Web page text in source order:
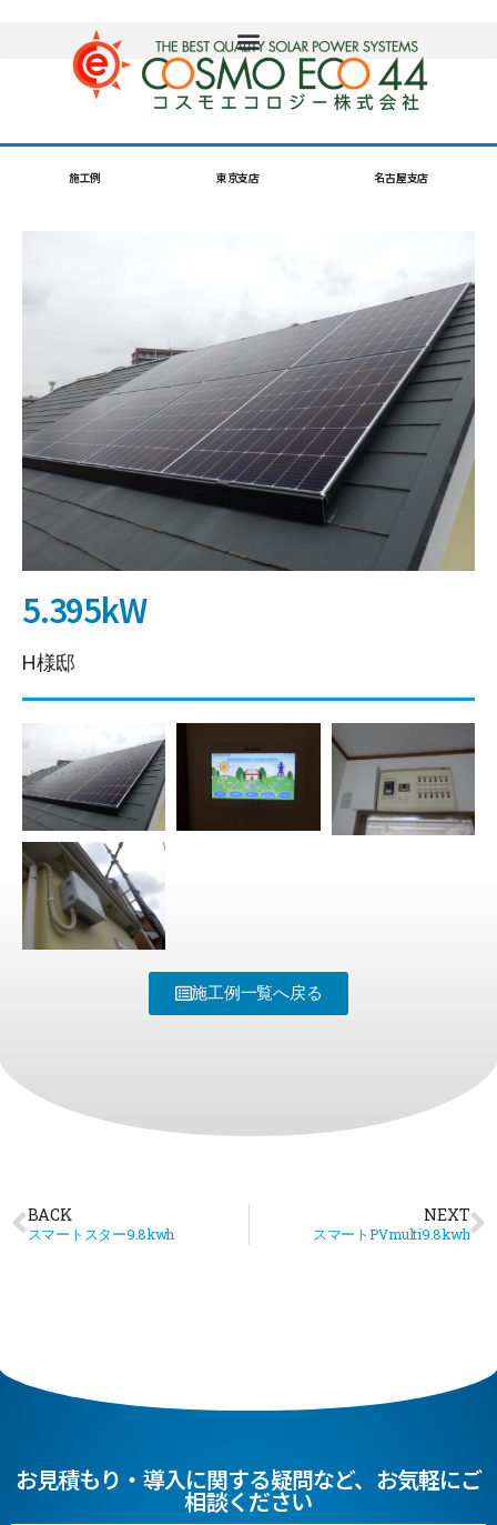
施工例 東京支店 名古屋支店
5.395kW
H様邸
施工例一覧へ戻る
BACK
スマートスター9.8kwh
NEXT
スマートPVmulti9.8kwh
お見積もり・導入に関する疑問など、お気軽にご
相談ください